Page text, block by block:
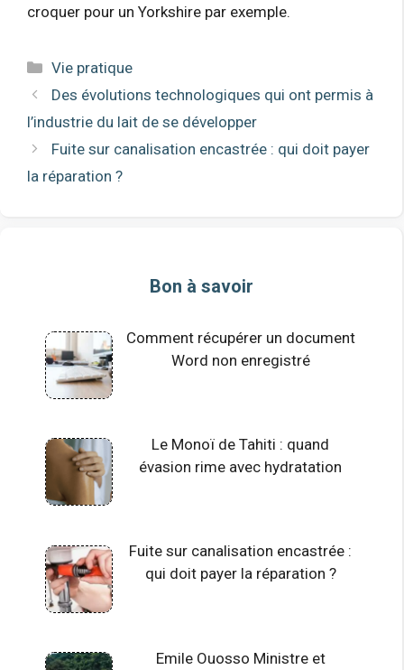
croquer pour un Yorkshire par exemple.
Catégories
Vie pratique
Des évolutions technologiques qui ont permis à
l’industrie du lait de se développer
Fuite sur canalisation encastrée : qui doit payer
la réparation ?
Bon à savoir
Comment récupérer un document
Word non enregistré
Le Monoï de Tahiti : quand
évasion rime avec hydratation
Fuite sur canalisation encastrée :
qui doit payer la réparation ?
Emile Ouosso Ministre et